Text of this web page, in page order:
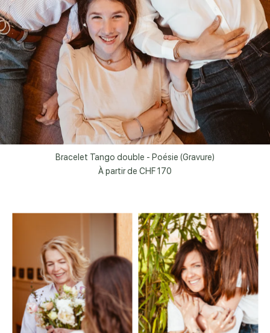
Bracelet Tango double - Poésie (Gravure)
À partir de CHF 170